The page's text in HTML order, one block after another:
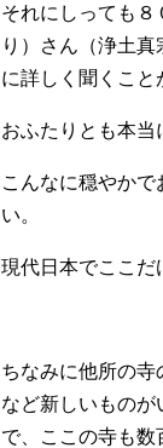
それにしっても
り）さん（浄土
に詳しく聞くこと
おふたりとも本
こんなに穏やか
い。
現代日本でここだ
ちなみに他所の
など新しいもの
で、ここの寺も